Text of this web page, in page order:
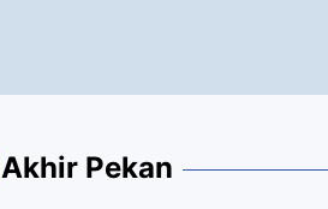
Akhir Pekan